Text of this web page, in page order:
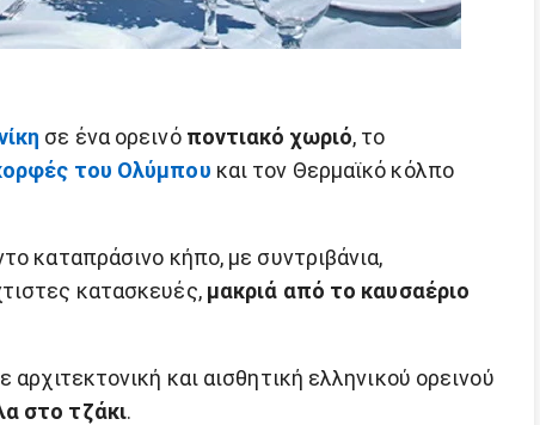
σε ένα ορεινό ποντιακό χωριό, το
του Ολύμπου και τον Θερμαϊκό κόλπο
καταπράσινο κήπο, με συντριβάνια,
κατασκευές, μακριά από το καυσαέριο
και αισθητική ελληνικού ορεινού
στο τζάκι.